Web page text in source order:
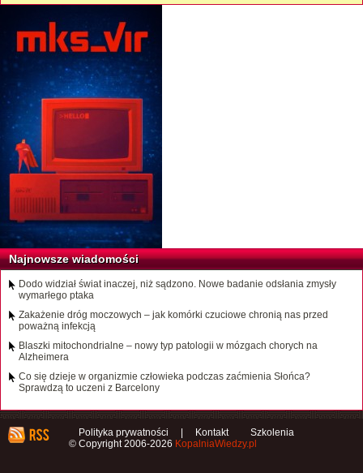
Najnowsze wiadomości
Dodo widział świat inaczej, niż sądzono. Nowe badanie odsłania zmysły
wymarłego ptaka
Zakażenie dróg moczowych – jak komórki czuciowe chronią nas przed
poważną infekcją
Blaszki mitochondrialne – nowy typ patologii w mózgach chorych na
Alzheimera
Co się dzieje w organizmie człowieka podczas zaćmienia Słońca?
Sprawdzą to uczeni z Barcelony
Polityka prywatności Kontakt
Szkolenia
© Copyright 2006-2026 KopalniaWiedzy.pl